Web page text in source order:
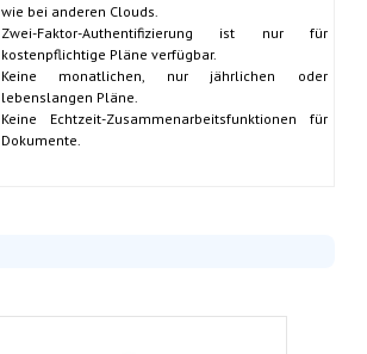
wie bei anderen Clouds.
Zwei-Faktor-Authentifizierung ist nur für
kostenpflichtige Pläne verfügbar.
Keine monatlichen, nur jährlichen oder
lebenslangen Pläne.
Keine Echtzeit-Zusammenarbeitsfunktionen für
Dokumente.